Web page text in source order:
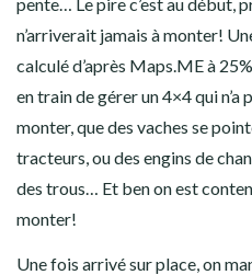
n’arriverait jamais à monter!
calculé d’après Maps.ME à
en train de gérer un 4×4 qui n’a
monter, que des vaches se
tracteurs, ou des engins de
des trous… Et ben on est
monter!
Une fois arrivé sur place, on